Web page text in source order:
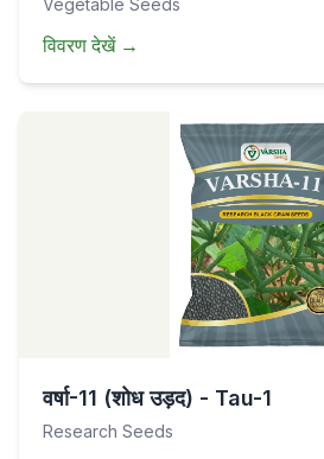
Vegetable Seeds
विवरण देखें→
वर्षा-11 (शोध उड़द) - Tau-1
Research Seeds